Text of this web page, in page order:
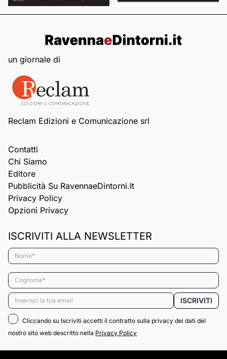
un giornale di
Reclam Edizioni e Comunicazione srl
Contatti
Chi Siamo
Editore
Pubblicità Su RavennaeDintorni.it
Privacy Policy
Opzioni Privacy
ISCRIVITI ALLA NEWSLETTER
Nome*
Cognome*
Email* ISCRIVITI
Cliccando su Iscriviti accetti il contratto sulla privacy dei dati del
nostro sito web descritto nella Privacy Policy